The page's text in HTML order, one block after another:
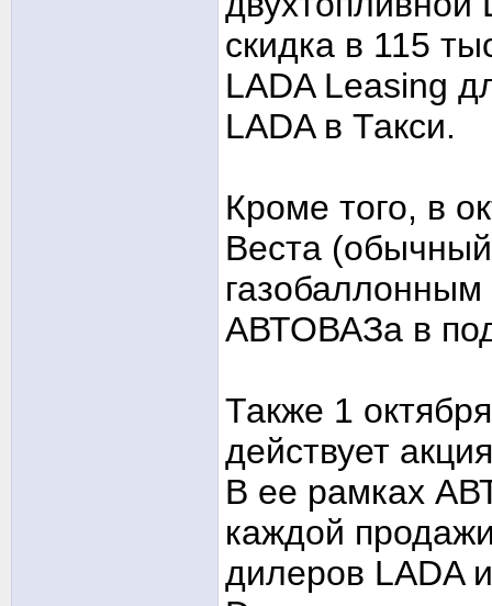
скидка в 115
LADA Leasing
LADA в Такси.
Кроме того, в
Веста
АВТОВАЗа в
Также 1
действует
В ее рамках
каждой
дилеров LADA